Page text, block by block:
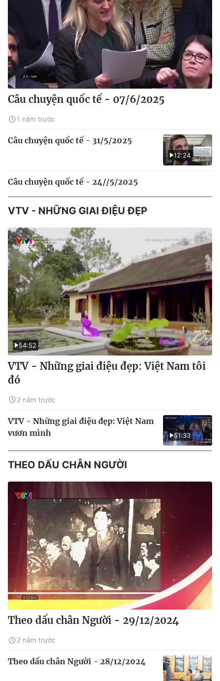
Câu chuyện quốc tế - 07/6/2025
1 năm trước
12:24
Câu chuyện quốc tế - 31/5/2025
Câu chuyện quốc tế - 24//5/2025
VTV - NHỮNG GIAI ĐIỆU ĐẸP
54:52
VTV - Những giai điệu đẹp: Việt Nam tôi
đó
2 năm trước
51:33
VTV - Những giai điệu đẹp: Việt Nam
vươn mình
THEO DẤU CHÂN NGƯỜI
Theo dấu chân Người - 29/12/2024
2 năm trước
Theo dấu chân Người - 28/12/2024